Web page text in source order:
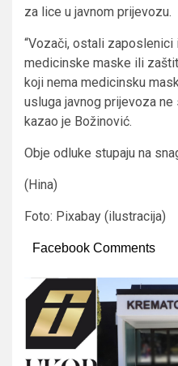
za lice u javnom prijevozu.
“Vozači, ostali
medicinske maske ili
koji nema medicinsku
usluga javnog prijevoza
kazao je Božinović.
Obje odluke stupaju na
(Hina)
Foto: Pixabay (ilustracija)
Facebook Comments